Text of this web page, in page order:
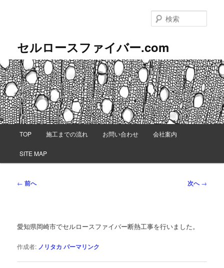
ン
ツ
へ
移
動
セルロースファイバー.com
索
TOP 施工までの流れ お問い合わせ 会社案内
SITE MAP
投
ゲ
シ
← 前へ 次へ→
愛知県岡崎市でセルロースファイバー断熱工事を行いました。
作成者: ノリタカ パーマリンク